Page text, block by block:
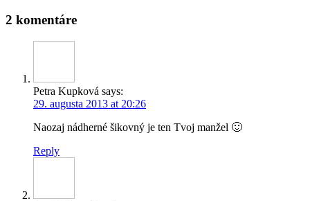
2 komentáre
Petra Kupková says:
29. augusta 2013 at 20:26
Naozaj nádherné šikovný je ten Tvoj manžel 🙂
Reply